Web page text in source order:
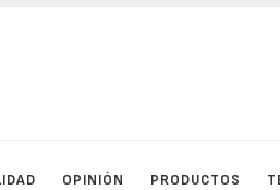
OPINIÓN PRODUCTOS